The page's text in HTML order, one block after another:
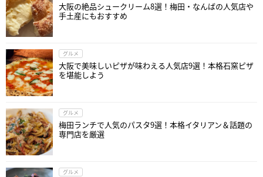
大阪の絶品シュークリーム8選！梅田・なんばの人気店や
手土産にもおすすめ
グルメ
大阪で美味しいピザが味わえる人気店9選！本格石窯ピザ
を堪能しよう
グルメ
梅田ランチで人気のパスタ9選！本格イタリアン＆話題の
専門店を厳選
グルメ